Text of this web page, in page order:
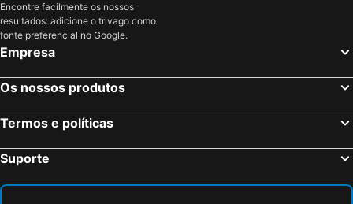
Encontre facilmente os nossos
resultados: adicione o trivago como
fonte preferencial no Google.
Empresa
Os nossos produtos
Termos e políticas
Suporte